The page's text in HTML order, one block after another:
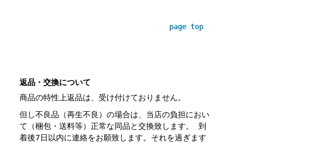
page top
返品・交換について
商品の特性上返品は、受け付けておりません。
但し不良品（再生不良）の場合は、当店の負担におい
て（梱包・送料等）正常な同品と交換致します。 到
着後7日以内に連絡をお願致します。それを過ぎます